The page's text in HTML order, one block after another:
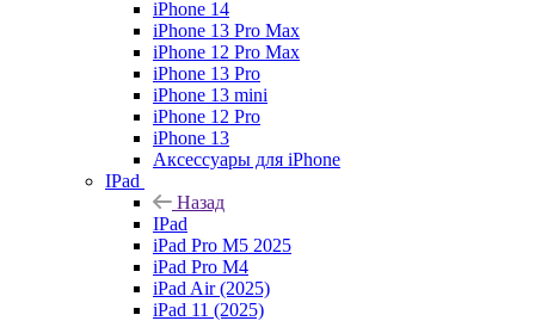
iPhone 14
iPhone 13 Pro Max
iPhone 12 Pro Max
iPhone 13 Pro
iPhone 13 mini
iPhone 12 Pro
iPhone 13
Аксессуары для iPhone
IPad
Назад
IPad
iPad Pro M5 2025
iPad Pro M4
iPad Air (2025)
iPad 11 (2025)